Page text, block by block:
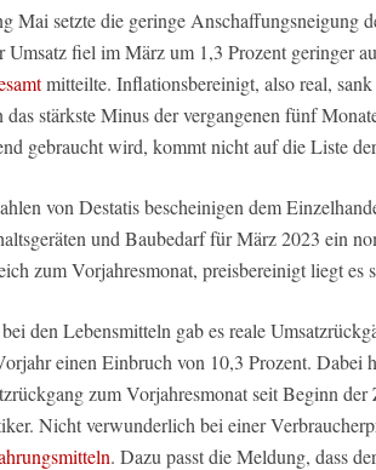
Mai setzte die geringe Anschaffungsneigung
Umsatz fiel im März um 1,3 Prozent geringer
mitteilte. Inflationsbereinigt, also real,
das stärkste Minus der vergangenen fünf
gebraucht wird, kommt nicht auf die Liste
von Destatis bescheinigen dem
und Baubedarf für März 2023 ein
zum Vorjahresmonat, preisbereinigt liegt es
den Lebensmitteln gab es reale
einen Einbruch von 10,3 Prozent. Dabei
zum Vorjahresmonat seit Beginn
Nicht verwunderlich bei einer
. Dazu passt die Meldung, dass